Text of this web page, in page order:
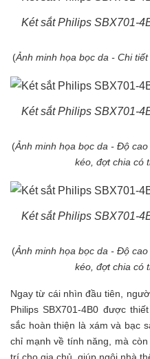
Két sắt Philips SBX701-
(Ảnh minh họa bọc da - Chi
Két sắt Philips SBX701-
(Ảnh minh họa bọc da - Độ
kéo, đợt chia có
Két sắt Philips SBX701-
(Ảnh minh họa bọc da - Độ
kéo, đợt chia có
Ngay từ cái nhìn đầu tiên,
Philips SBX701-4B0 được
sắc hoàn thiện là xám và bạc
chỉ mạnh về tính năng, mà